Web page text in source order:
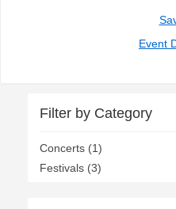
Event
Filter by Category
Concerts (1)
Festivals (3)